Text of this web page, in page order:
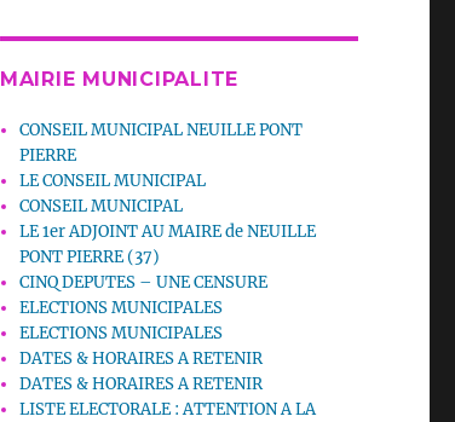
MAIRIE MUNICIPALITE
CONSEIL MUNICIPAL NEUILLE PONT
PIERRE
LE CONSEIL MUNICIPAL
CONSEIL MUNICIPAL
LE 1er ADJOINT AU MAIRE de NEUILLE
PONT PIERRE (37)
CINQ DEPUTES – UNE CENSURE
ELECTIONS MUNICIPALES
ELECTIONS MUNICIPALES
DATES & HORAIRES A RETENIR
DATES & HORAIRES A RETENIR
LISTE ELECTORALE : ATTENTION A LA